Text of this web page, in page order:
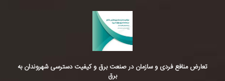
تعارض منافع فردی و سازمان در صنعت برق و کیفیت دسترسی شهروندان به
برق